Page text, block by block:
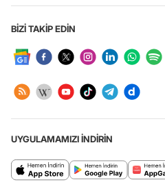
BİZİ TAKİP EDİN
UYGULAMAMIZI İNDİRİN